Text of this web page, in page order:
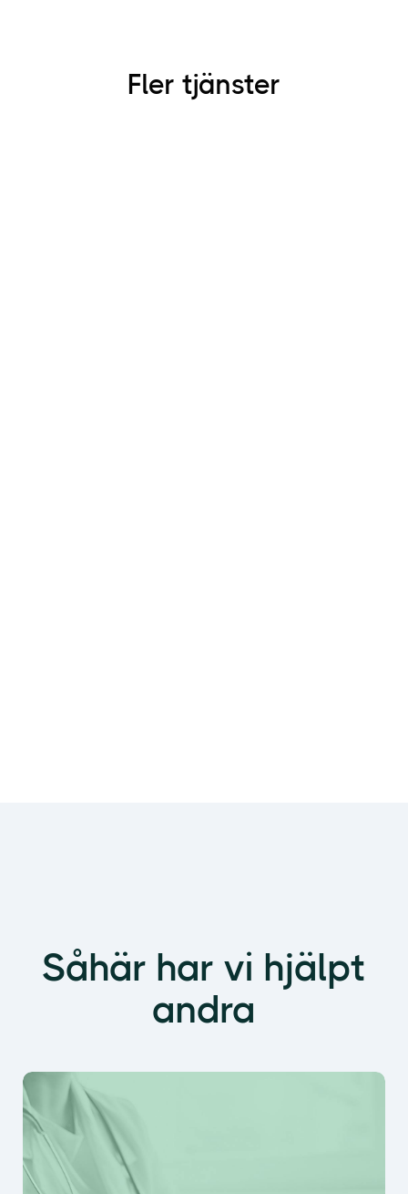
Fler tjänster
Såhär har vi hjälpt
andra